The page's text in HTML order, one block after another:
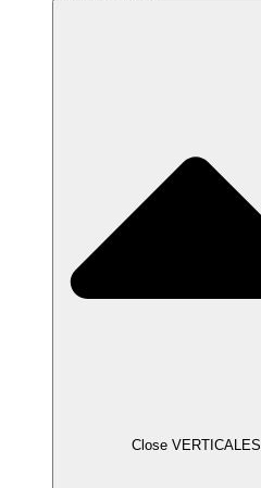
Close VERTICALES